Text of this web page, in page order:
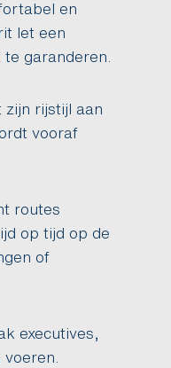
en
let een
garanderen.
zijn rijstijl aan
vooraf
routes
op tijd op de
of
executives,